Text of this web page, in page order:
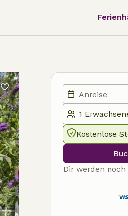
Kostenlose
Dir werden noch